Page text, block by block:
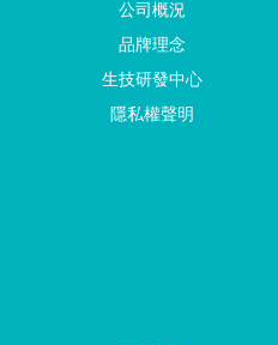
公司概況
品牌理念
生技研發中心
隱私權聲明